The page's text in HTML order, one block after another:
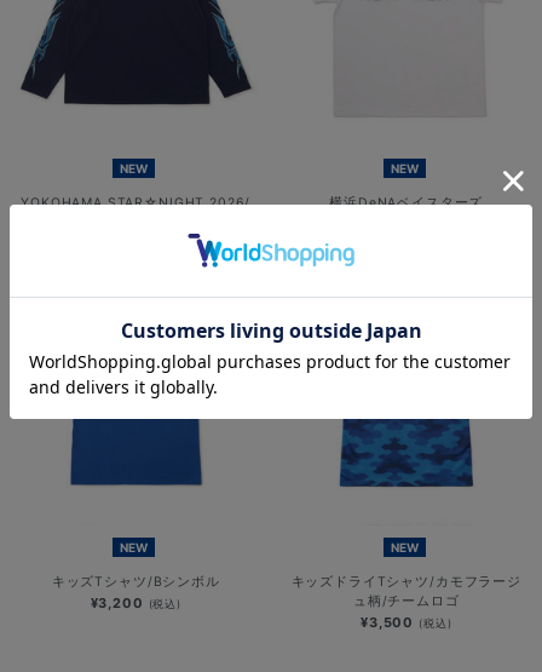
NEW
YOKOHAMA STAR☆NIGHT 2026/
NEW
横浜DeNAベイスターズ
NEW
キッズTシャツ/Bシンボル
¥3,200 (税込)
NEW
キッズドライTシャツ/カモフラージ
ュ柄/チームロゴ
¥3,500 (税込)